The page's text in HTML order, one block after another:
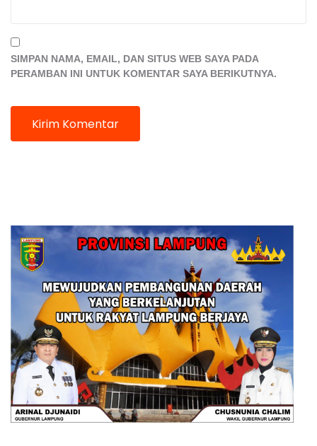
SIMPAN NAMA, EMAIL, DAN SITUS WEB SAYA PADA
PERAMBAN INI UNTUK KOMENTAR SAYA BERIKUTNYA.